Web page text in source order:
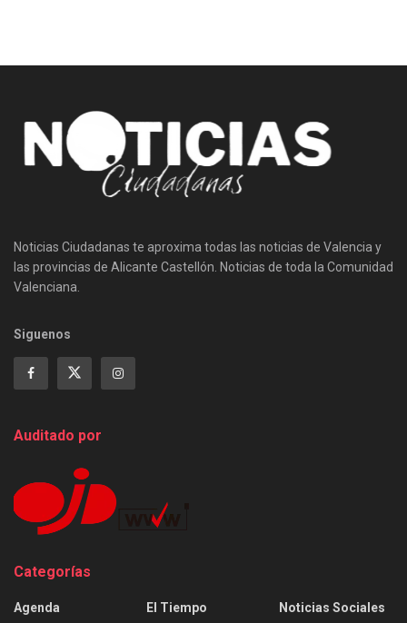
Noticias Ciudadanas te aproxima todas las noticias de Valencia y
las provincias de Alicante Castellón. Noticias de toda la Comunidad
Valenciana.
Siguenos
Auditado por
Categorías
Agenda
El Tiempo
Noticias Sociales